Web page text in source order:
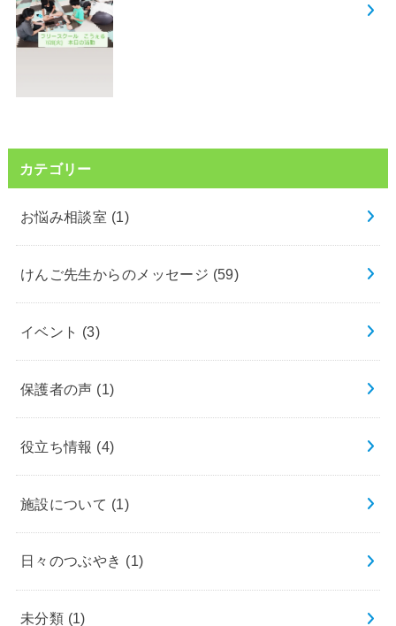
カテゴリー
お悩み相談室 (1)
けんご先生からのメッセージ (59)
イベント (3)
保護者の声 (1)
役立ち情報 (4)
施設について (1)
日々のつぶやき (1)
未分類 (1)